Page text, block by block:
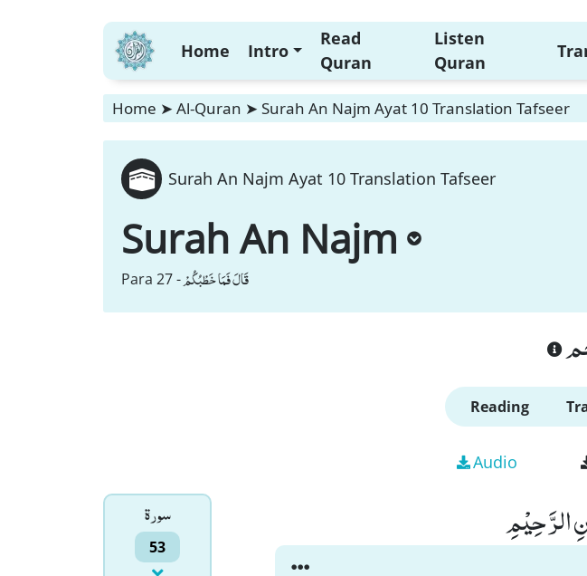
Home Intro
Read
Quran
Listen
Quran
Home ➤ Al-Quran ➤ Surah An Najm Ayat 10 Translation Tafseer
Surah An Najm Ayat 10 Translation Tafseer
Surah An Najm
Para 27 -قَالَ فَمَا خَطْبُكُمْ
Reading
Audio
سورۃ
53
الرَّحِیْمِ